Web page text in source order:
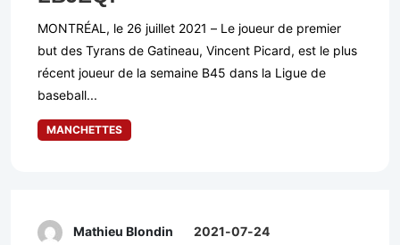
MONTRÉAL, le 26 juillet 2021 – Le joueur de premier
but des Tyrans de Gatineau, Vincent Picard, est le plus
récent joueur de la semaine B45 dans la Ligue de
baseball...
MANCHETTES
Mathieu Blondin 2021-07-24